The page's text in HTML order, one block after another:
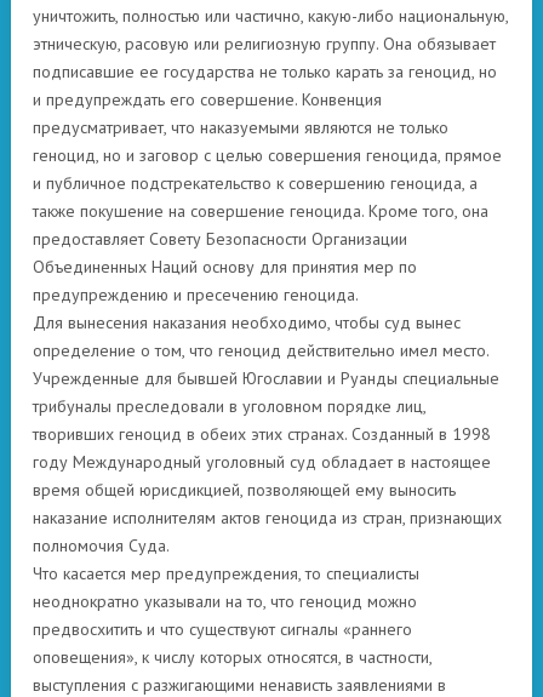
уничтожить, полностью или частично, какую-либо национальную,
этническую, расовую или религиозную группу. Она обязывает
подписавшие ее государства не только карать за геноцид, но
и предупреждать его совершение. Конвенция
предусматривает, что наказуемыми являются не только
геноцид, но и заговор с целью совершения геноцида, прямое
и публичное подстрекательство к совершению геноцида, а
также покушение на совершение геноцида. Кроме того, она
предоставляет Совету Безопасности Организации
Объединенных Наций основу для принятия мер по
предупреждению и пресечению геноцида.
Для вынесения наказания необходимо, чтобы суд вынес
определение о том, что геноцид действительно имел место.
Учрежденные для бывшей Югославии и Руанды специальные
трибуналы преследовали в уголовном порядке лиц,
творивших геноцид в обеих этих странах. Созданный в 1998
году Международный уголовный суд обладает в настоящее
время общей юрисдикцией, позволяющей ему выносить
наказание исполнителям актов геноцида из стран, признающих
полномочия Суда.
Что касается мер предупреждения, то специалисты
неоднократно указывали на то, что геноцид можно
предвосхитить и что существуют сигналы «раннего
оповещения», к числу которых относятся, в частности,
выступления с разжигающими ненависть заявлениями в